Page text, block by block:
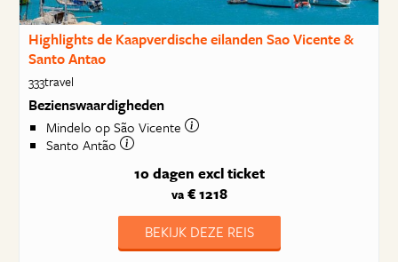
Highlights de Kaapverdische eilanden Sao Vicente &
Santo Antao
333travel
Bezienswaardigheden
Mindelo op São Vicente
Santo Antão
10 dagen excl ticket
va€ 1218
BEKIJK DEZE REIS